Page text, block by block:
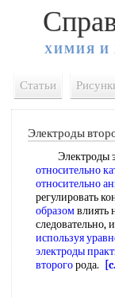
ХИМИЯ И
Статьи
Электроды
Электроды
относительно
относительно
регулировать
образомвлиять
следовательно,
используя
электроды
второгорода.